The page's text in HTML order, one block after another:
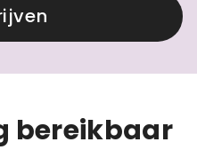
bereikbaar